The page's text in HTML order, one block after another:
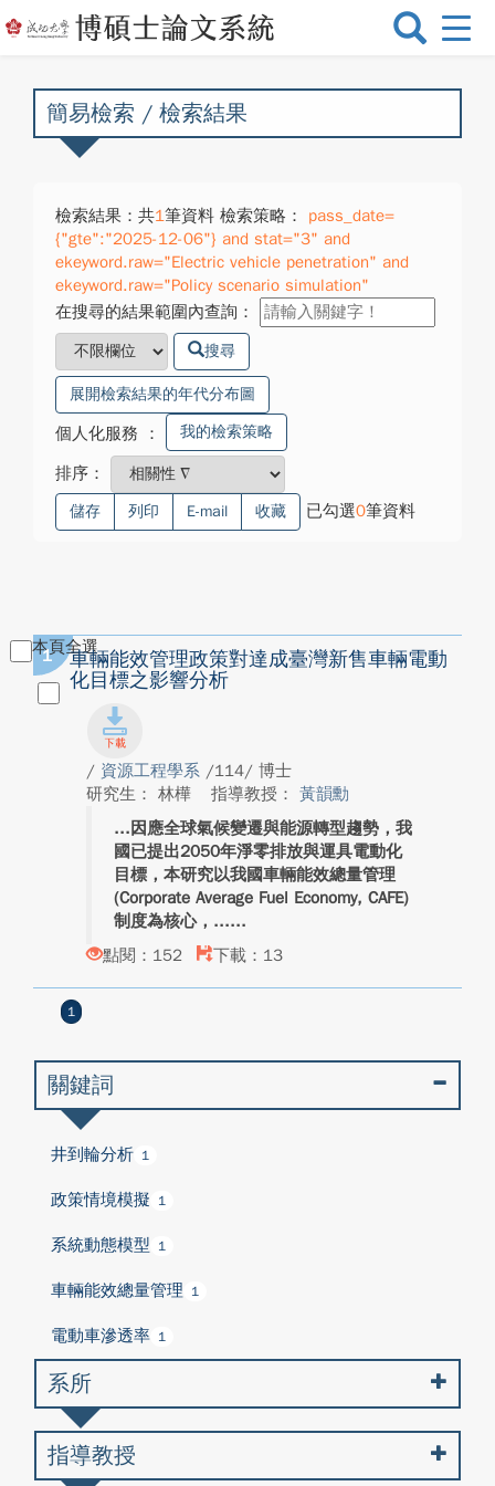
選
換
簡易檢索 / 檢索結果
檢索結果：共1筆資料 檢索策略：
pass_date=
{"gte":"2025-12-06"} and stat="3" and
ekeyword.raw="Electric vehicle penetration" and
ekeyword.raw="Policy scenario simulation"
在搜尋的結果範圍內查詢：
搜尋
展開檢索結果的年代分布圖
個人化服務 ： 我的檢索策略
排序：
儲存 列印 E-mail 收藏 已勾選0筆資料
本頁全選
1
車輛能效管理政策對達成臺灣新售車輛電動
化目標之影響分析
/ 資源工程學系 /114/ 博士
研究生： 林樺
指導教授： 黃韻勳
因應全球氣候變遷與能源轉型趨勢，我
國已提出2050年淨零排放與運具電動化
目標，本研究以我國車輛能效總量管理
(Corporate Average Fuel Economy, CAFE)
制度為核心，...
點閱：152
下載：13
1
關鍵詞
井到輪分析 1
政策情境模擬 1
系統動態模型 1
車輛能效總量管理 1
電動車滲透率 1
系所
指導教授